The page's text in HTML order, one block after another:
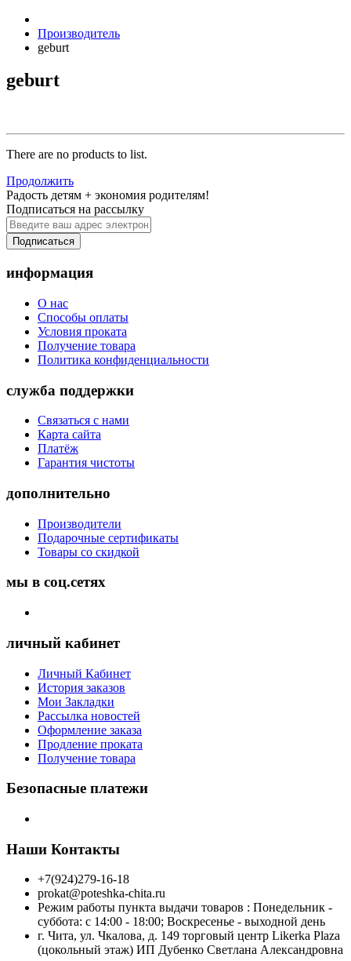
Производитель
geburt
geburt
There are no products to list.
Продолжить
Радость детям + экономия родителям!
Подписаться на рассылку
Подписаться
информация
О нас
Способы оплаты
Условия проката
Получение товара
Политика конфиденциальности
служба поддержки
Связаться с нами
Карта сайта
Платёж
Гарантия чистоты
дополнительно
Производители
Подарочные сертификаты
Товары со скидкой
мы в соц.сетях
личный кабинет
Личный Кабинет
История заказов
Мои Закладки
Рассылка новостей
Оформление заказа
Продление проката
Получение товара
Безопасные платежи
Наши Контакты
+7(924)279-16-18
prokat@poteshka-chita.ru
Режим работы пункта выдачи товаров : Понедельник -
суббота: с 14:00 - 18:00; Воскресенье - выходной день
г. Чита, ул. Чкалова, д. 149 торговый центр Likerka Plaza
(цокольный этаж) ИП Дубенко Светлана Александровна